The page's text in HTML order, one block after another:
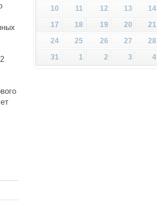
10
11 12 13 14
17
18 19 20 21
24
25 26 27 28
31
1 2 3 4